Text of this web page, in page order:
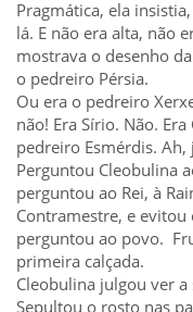
Pragmática, ela
lá. E não era alta, não
mostrava o desenho
o pedreiro Pérsia.
Ou era o pedreiro
não! Era Sírio. Não.
pedreiro Esmérdis. Ah,
Perguntou Cleobulina
perguntou ao Rei, à
Contramestre, e
perguntou ao povo.
primeira calçada.
Cleobulina julgou ver
Sepultou o rosto nas